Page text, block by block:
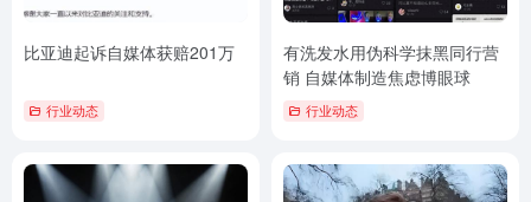
比亚迪起诉自媒体获赔201万
行业动态
有洗发水用伪科学抹黑同行营
销 自媒体制造焦虑博眼球
行业动态